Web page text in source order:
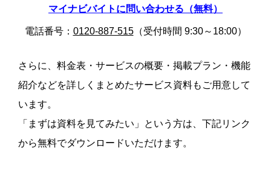
マイナビバイトに問い合わせる（無料）
電話番号： 0120-887-515（受付時間 9:30～18:00）
さらに、料金表・サービスの概要・掲載プラン・機能
紹介などを詳しくまとめたサービス資料もご用意して
います。
「まずは資料を見てみたい」という方は、下記リンク
から無料でダウンロードいただけます。